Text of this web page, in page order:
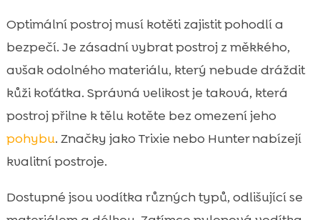
Optimální postroj musí kotěti zajistit pohodlí a
bezpečí. Je zásadní vybrat postroj z měkkého,
avšak odolného materiálu, který nebude dráždit
kůži koťátka. Správná velikost je taková, která
postroj přilne k tělu kotěte bez omezení jeho
pohybu. Značky jako Trixie nebo Hunter nabízejí
kvalitní postroje.
Dostupné jsou vodítka různých typů, odlišující se